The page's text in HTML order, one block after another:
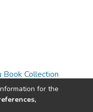
Book Collection
for the